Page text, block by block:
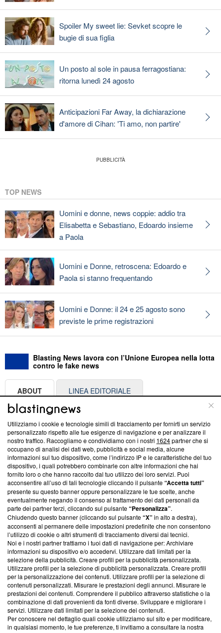
Spoiler My sweet lie: Sevket scopre le
bugie di sua figlia
Un posto al sole in pausa ferragostiana:
ritorna lunedì 24 agosto
Anticipazioni Far Away, la dichiarazione
d'amore di Cihan: 'Ti amo, non partire'
TOP NEWS
Uomini e donne, news coppie: addio tra
Elisabetta e Sebastiano, Edoardo insieme
a Paola
Uomini e Donne, retroscena: Edoardo e
Paola si stanno frequentando
Uomini e Donne: il 24 e 25 agosto sono
previste le prime registrazioni
Blasting News lavora con l’Unione Europea nella lotta
contro le fake news
ABOUT LINEA EDITORIALE
Questa sezione offre informazioni trasparenti su Blasting
News, sui nostri processi editoriali e su come ci impegniamo a
creare news di qualità. Inoltre, afferma la nostra aderenza a
‘Trust Project - News with Integrity’Blasting News non è
ancora membro del programma, ma ha richiesto di farne
parte; Trust Project non ha ancora effettuato una verifica di
conformità agli standard.
Su di noi
Team editoriale
Corporate
Redazione
Informativa Privacy
Cookie Policy
Blasting SA, IDI CHE-247.845.224, Via Carlo Frasca, 3 - 6900
Lugano (Svizzera) Tel:+39 0690258937
© 2026 Blasting News
Utilizziamo i cookie e tecnologie simili di tracciamento per fornirti un servizio
personalizzato rispetto alle tue esigenze di navigazione e per analizzare il
nostro traffico. Raccogliamo e condividiamo con i nostri 1624partner che si
occupano di analisi dei dati web, pubblicità e social media, alcune
informazioni sul tuo dispositivo, come l’indirizzo IP e le caratteristiche del tuo
dispositivo, i quali potrebbero combinarle con altre informazioni che hai
fornito loro o che hanno raccolto dal tuo utilizzo dei loro servizi. Puoi
acconsentire all’uso di tali tecnologie cliccando il pulsante“Accetta tutti”
presente su questo banner oppure personalizzare le tue scelte, anche
eventualmente negando il consenso al trattamento dei dati personali da
parte dei partner terzi, cliccando sul pulsante“Personalizza”.
Chiudendo questo banner (cliccando sul pulsante“X”in alto a destra),
acconsenti al permanere delle impostazioni predefinite che non consentono
l’utilizzo di cookie o altri strumenti di tracciamento diversi dai tecnici.
Noi e i nostri partner trattiamo i tuoi dati di navigazione per: Archiviare
informazioni su dispositivo e/o accedervi. Utilizzare dati limitati per la
selezione della pubblicità. Creare profili per la pubblicità personalizzata.
Utilizzare profili per la selezione di pubblicità personalizzata. Creare profili
per la personalizzazione dei contenuti. Utilizzare profili per la selezione di
contenuti personalizzati. Misurare le prestazioni degli annunci. Misurare le
prestazioni dei contenuti. Comprendere il pubblico attraverso statistiche o la
combinazione di dati provenienti da fonti diverse. Sviluppare e migliorare i
servizi. Utilizzare dati limitati per la selezione dei contenuti.
Per conoscere nel dettaglio quali cookie utilizziamo sul sito e per modificare,
in qualsiasi momento, le tue preferenze, ti invitiamo a consultare la nostra